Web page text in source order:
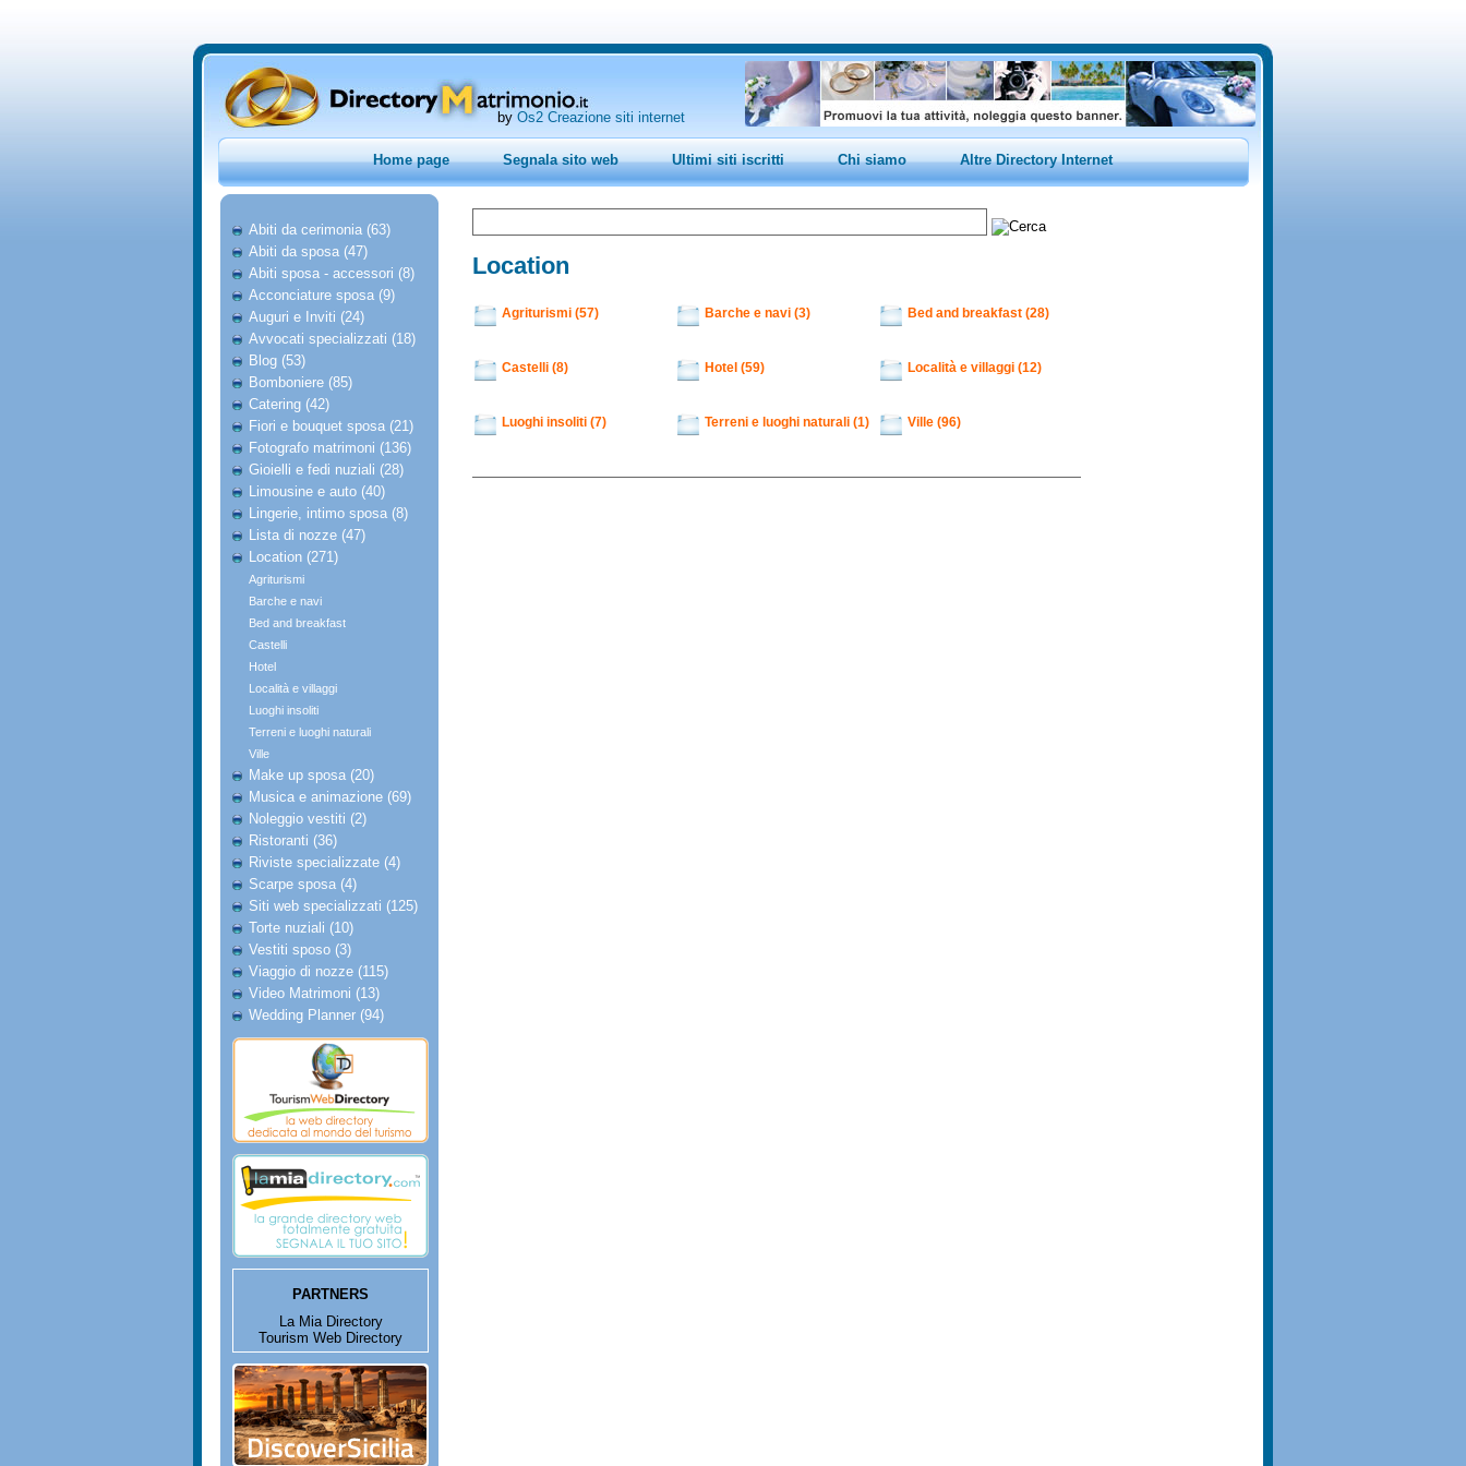
by Os2 Creazione siti internet
Home page Segnala sito web Ultimi siti iscritti Chi siamo Altre Directory Internet
Abiti da cerimonia (63)
Abiti da sposa (47)
Abiti sposa - accessori (8)
Acconciature sposa (9)
Auguri e Inviti (24)
Avvocati specializzati (18)
Blog (53)
Bomboniere (85)
Catering (42)
Fiori e bouquet sposa (21)
Fotografo matrimoni (136)
Gioielli e fedi nuziali (28)
Limousine e auto (40)
Lingerie, intimo sposa (8)
Lista di nozze (47)
Location (271)
Agriturismi
Barche e navi
Bed and breakfast
Castelli
Hotel
Località e villaggi
Luoghi insoliti
Terreni e luoghi naturali
Ville
Make up sposa (20)
Musica e animazione (69)
Noleggio vestiti (2)
Ristoranti (36)
Riviste specializzate (4)
Scarpe sposa (4)
Siti web specializzati (125)
Torte nuziali (10)
Vestiti sposo (3)
Viaggio di nozze (115)
Video Matrimoni (13)
Wedding Planner (94)
PARTNERS
La Mia Directory
Tourism Web Directory
Location
Agriturismi (57) Barche e navi (3) Bed and breakfast (28)
Castelli (8) Hotel (59) Località e villaggi (12)
Luoghi insoliti (7) Terreni e luoghi naturali (1) Ville (96)